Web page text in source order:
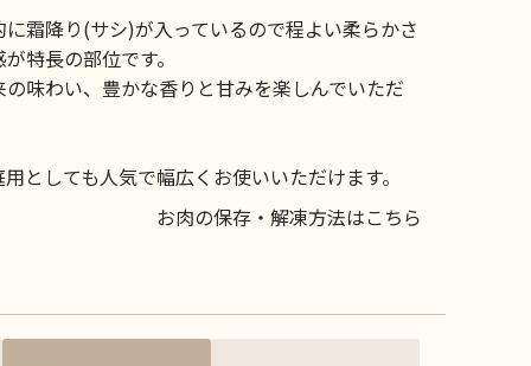
霜降り(サシ)が入っているので程よい柔らかさ
特長の部位です。
味わい、豊かな香りと甘みを楽しんでいただ
としても人気で幅広くお使いいただけます。
お肉の保存・解凍方法はこちら